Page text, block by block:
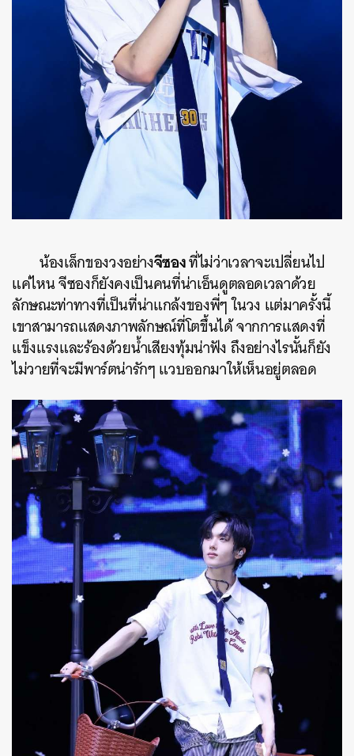
น้องเล็กของวงอย่างจีซองที่ไม่ว่าเวลาจะเปลี่ยนไป
แค่ไหน จีซองก็ยังคงเป็นคนที่น่าเอ็นดูตลอดเวลาด้วย
ลักษณะท่าทางที่เป็นที่น่าแกล้งของพี่ๆ ในวง แต่มาครั้งนี้
เขาสามารถแสดงภาพลักษณ์ที่โตขึ้นได้ จากการแสดงที่
แข็งแรงและร้องด้วยน้ำเสียงทุ้มน่าฟัง ถึงอย่างไรนั้นก็ยัง
ไม่วายที่จะมีพาร์ตน่ารักๆ แวบออกมาให้เห็นอยู่ตลอด